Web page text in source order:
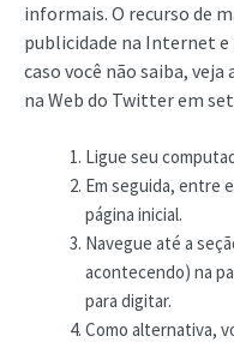
informais. O recurso de
publicidade na Internet
caso você não saiba,
na Web do Twitter em
Ligue seu
Em seguida, entre
página inicial.
Navegue até a
acontecendo) na
para digitar.
Como alternativa,